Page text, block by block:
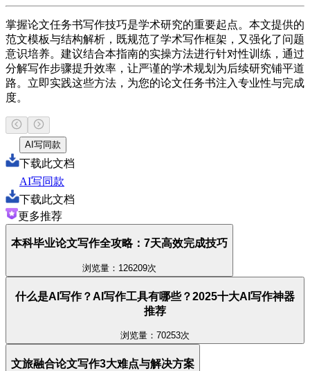
掌握论文任务书写作技巧是学术研究的重要起点。本文提供的
范文模板与结构解析，既规范了学术写作框架，又强化了问题
意识培养。建议结合本指南的实操方法进行针对性训练，通过
分解写作步骤提升效率，让严谨的学术规划为后续研究铺平道
路。立即实践这些方法，为您的论文任务书注入专业性与完成
度。
AI写同款
下载此文档
AI写同款
下载此文档
更多推荐
本科毕业论文写作全攻略：7天高效完成技巧
浏览量：126209次
什么是AI写作？AI写作工具有哪些？2025十大AI写作神器
推荐
浏览量：70253次
文旅融合论文写作3大难点与解决方案